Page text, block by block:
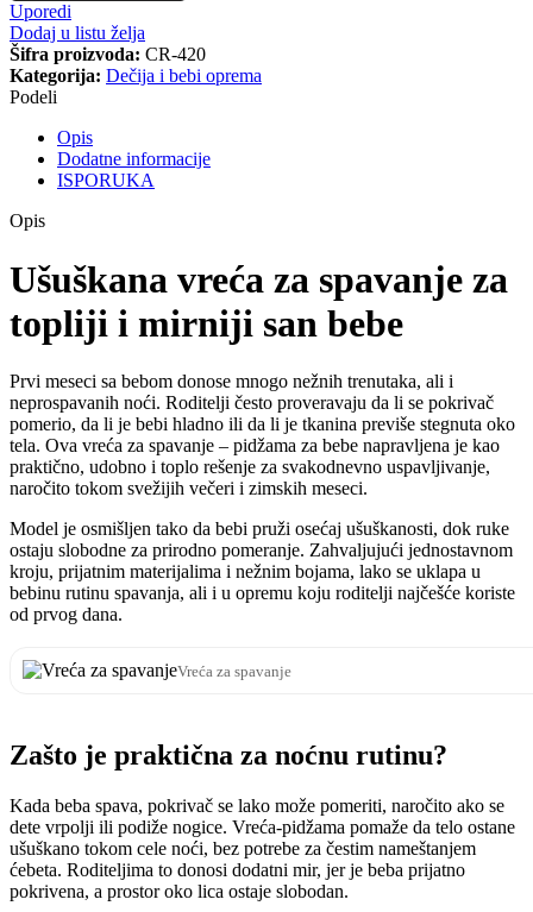
Uporedi
Dodaj u listu želja
Šifra proizvoda: CR-420
Kategorija: Dečija i bebi oprema
Podeli
Opis
Dodatne informacije
ISPORUKA
Opis
Ušuškana vreća za spavanje za
topliji i mirniji san bebe
Prvi meseci sa bebom donose mnogo nežnih trenutaka, ali i
neprospavanih noći. Roditelji često proveravaju da li se pokrivač
pomerio, da li je bebi hladno ili da li je tkanina previše stegnuta oko
tela. Ova vreća za spavanje – pidžama za bebe napravljena je kao
praktično, udobno i toplo rešenje za svakodnevno uspavljivanje,
naročito tokom svežijih večeri i zimskih meseci.
Model je osmišljen tako da bebi pruži osećaj ušuškanosti, dok ruke
ostaju slobodne za prirodno pomeranje. Zahvaljujući jednostavnom
kroju, prijatnim materijalima i nežnim bojama, lako se uklapa u
bebinu rutinu spavanja, ali i u opremu koju roditelji najčešće koriste
od prvog dana.
Vreća za spavanje
Zašto je praktična za noćnu rutinu?
Kada beba spava, pokrivač se lako može pomeriti, naročito ako se
dete vrpolji ili podiže nogice. Vreća-pidžama pomaže da telo ostane
ušuškano tokom cele noći, bez potrebe za čestim nameštanjem
ćebeta. Roditeljima to donosi dodatni mir, jer je beba prijatno
pokrivena, a prostor oko lica ostaje slobodan.